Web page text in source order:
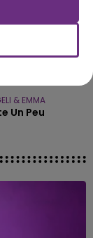
& EMMA
Un Peu